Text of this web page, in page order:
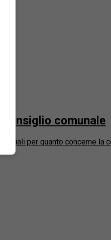
comunale
per quanto concerne la